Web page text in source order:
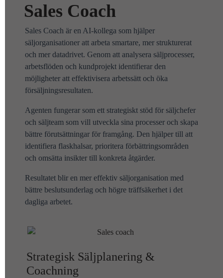
Sales Coach
Sales Coach är en AI-kollega som hjälper
säljorganisationer att arbeta smartare, mer strukturerat
och mer datadrivet. Genom att analysera säljprocesser,
arbetsflöden och kundprojekt identifierar den
möjligheter att effektivisera arbetssätt och öka
försäljningsresultaten.
Agenten fungerar som ett strategiskt stöd för säljchefer
och säljteam som vill utveckla sina processer och skapa
bättre förutsättningar för framgång. Den hjälper till att
identifiera flaskhalsar, prioritera förbättringsområden
och omsätta insikter till konkreta åtgärder.
Resultatet blir en mer effektiv säljorganisation med
bättre beslutsunderlag och högre träffsäkerhet i det
dagliga arbetet.
Strategisk Säljplanering &
Coachning